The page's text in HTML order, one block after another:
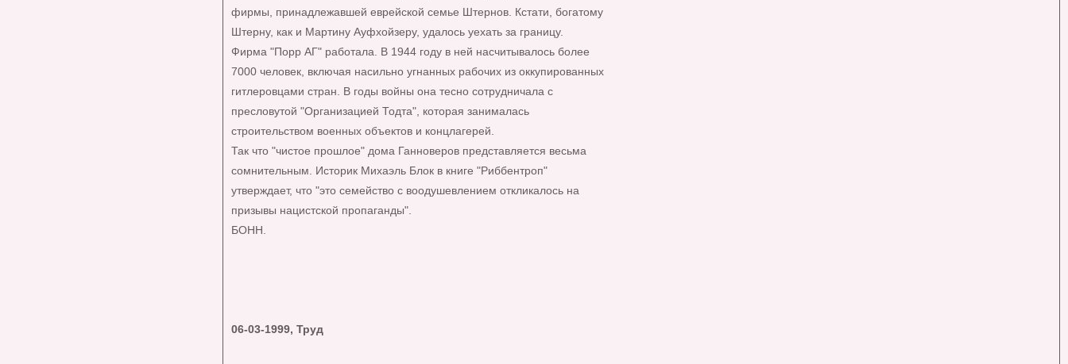
фирмы, принадлежавшей еврейской семье Штернов. Кстати, богатому
Штерну, как и Мартину Ауфхойзеру, удалось уехать за границу.
Фирма "Порр АГ" работала. В 1944 году в ней насчитывалось более
7000 человек, включая насильно угнанных рабочих из оккупированных
гитлеровцами стран. В годы войны она тесно сотрудничала с
пресловутой "Организацией Тодта", которая занималась
строительством военных объектов и концлагерей.
Так что "чистое прошлое" дома Ганноверов представляется весьма
сомнительным. Историк Михаэль Блок в книге "Риббентроп"
утверждает, что "это семейство с воодушевлением откликалось на
призывы нацистской пропаганды".
БОНН.
06-03-1999, Труд